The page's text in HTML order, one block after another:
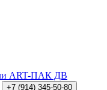
+7 (914) 345-50-80